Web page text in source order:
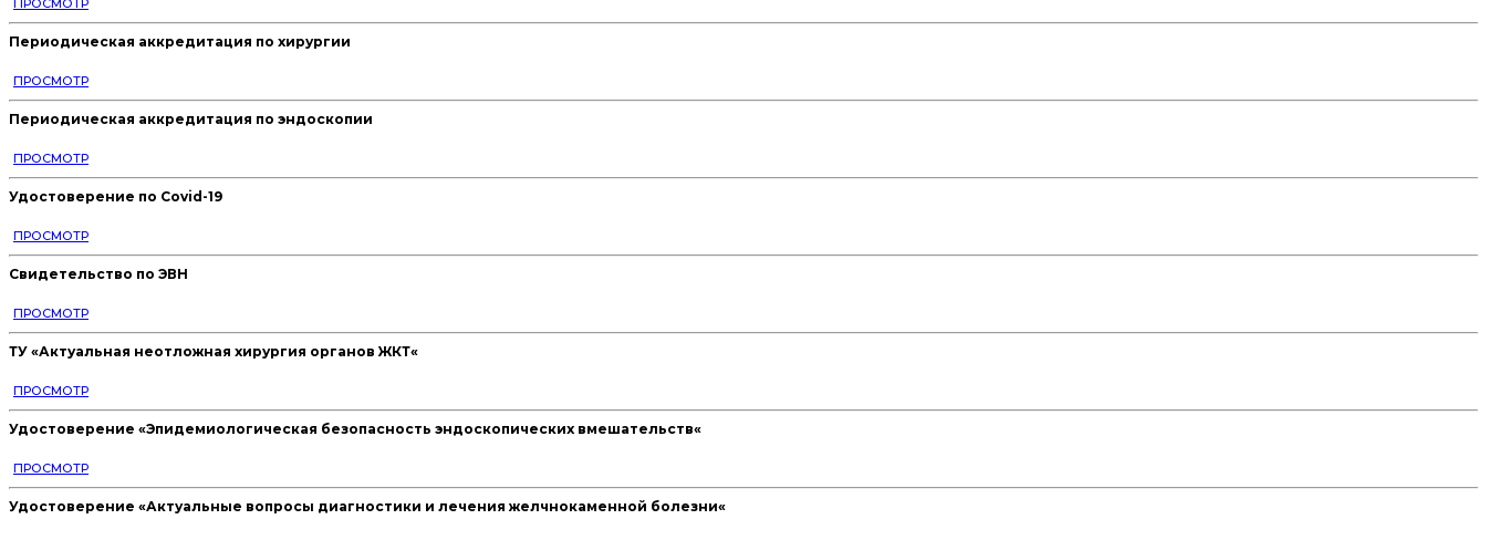
ПРОСМОТР
Периодическая аккредитация по хирургии
ПРОСМОТР
Периодическая аккредитация по эндоскопии
ПРОСМОТР
Удостоверение по Covid-19
ПРОСМОТР
Свидетельство по ЭВН
ПРОСМОТР
ТУ «Актуальная неотложная хирургия органов ЖКТ«
ПРОСМОТР
Удостоверение «Эпидемиологическая безопасность эндоскопических вмешательств«
ПРОСМОТР
Удостоверение «Актуальные вопросы диагностики и лечения желчнокаменной болезни«